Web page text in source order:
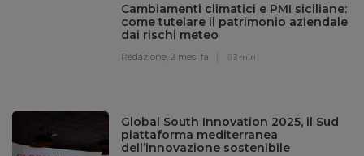
Cambiamenti climatici e PMI siciliane:
come tutelare il patrimonio aziendale
dai rischi meteo
Redazione,2 mesi fa 3 min
Global South Innovation 2025, il Sud
piattaforma mediterranea
dell’innovazione sostenibile